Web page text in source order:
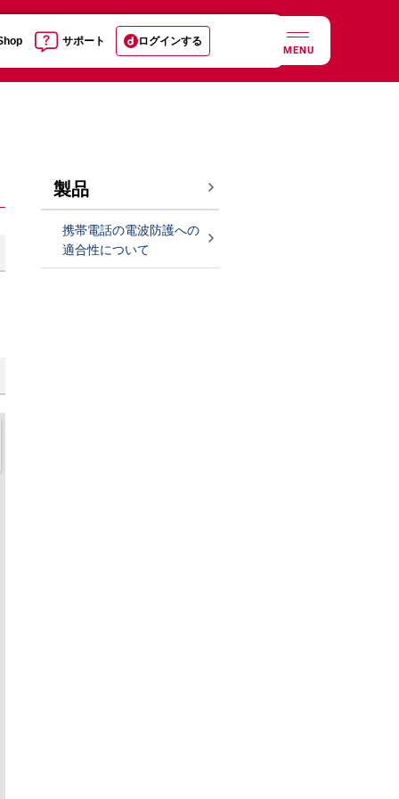
サポート ログインする
MENU
製品
携帯電話の電波防護への
適合性について